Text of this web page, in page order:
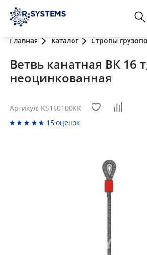
Главная Каталог Стропы
Ветвь канатная ВК 16
неоцинкованная
Артикул: K5160100KK
15 оценок